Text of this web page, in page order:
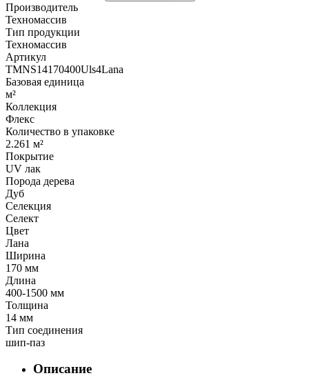
Производитель
Техномассив
Тип продукции
Техномассив
Артикул
TMNS14170400Uls4Lana
Базовая единица
м²
Коллекция
Флекс
Количество в упаковке
2.261 м²
Покрытие
UV лак
Порода дерева
Дуб
Селекция
Селект
Цвет
Лана
Ширина
170 мм
Длина
400-1500 мм
Толщина
14 мм
Тип соединения
шип-паз
Описание